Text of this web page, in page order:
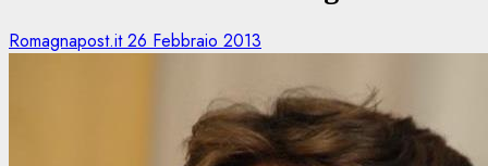
Romagnapost.it26 Febbraio 2013